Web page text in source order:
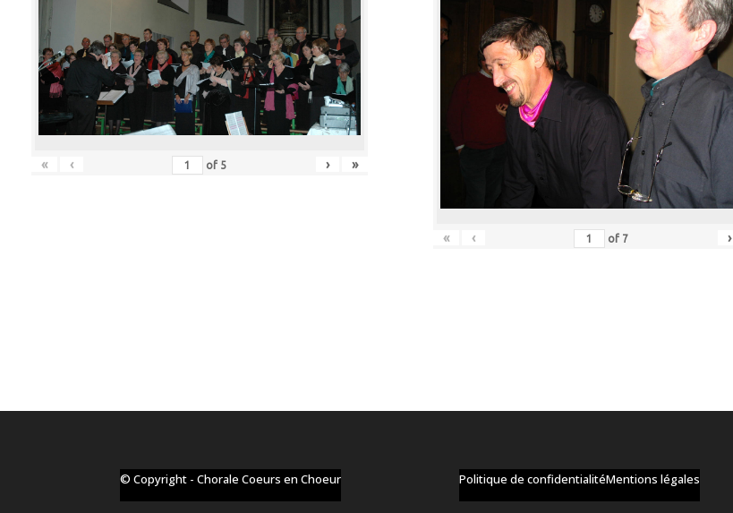
« ‹ of 5 › »
« ‹ of 7 ›
© Copyright - Chorale Coeurs en Choeur Politique de confidentialitéMentions légales